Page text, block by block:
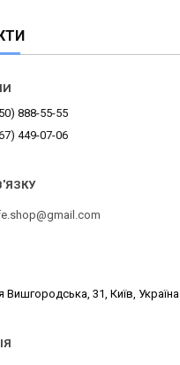
888-55-55
449-07-06
Вишгородська, 31, Київ, Україна